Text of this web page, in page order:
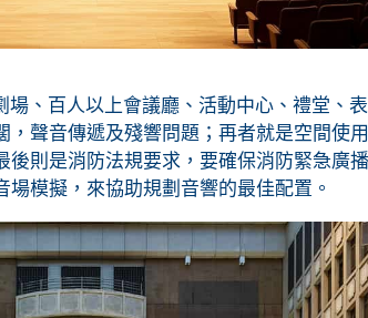
、百人以上會議廳、活動中心、禮堂、
聲音傳遞及殘響問題；再者就是空間使
則是消防法規要求，要確保消防緊急廣
模擬，來協助規劃音響的最佳配置。